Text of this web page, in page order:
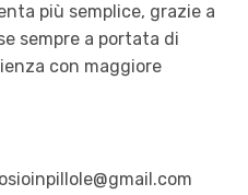
più semplice, grazie a
sempre a portata di
con maggiore